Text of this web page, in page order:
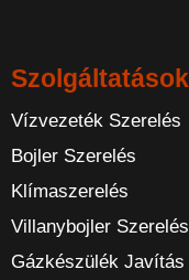
Szolgáltatások
Vízvezeték Szerelés
Bojler Szerelés
Klímaszerelés
Villanybojler Szerelés
Gázkészülék Javítás